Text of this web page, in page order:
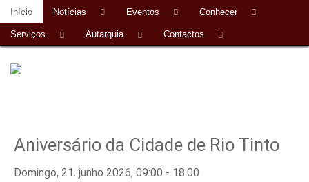
Início Notícias Eventos Conhecer
Serviços Autarquia Contactos
Aniversário da Cidade de Rio Tinto
Domingo, 21. junho 2026, 09:00 - 18:00